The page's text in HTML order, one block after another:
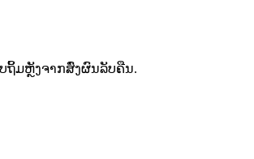
ບຖິ້ມຫຼັງຈາກສົ່ງຜົນລັບຄືນ.